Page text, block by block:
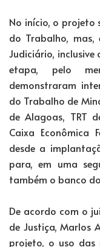
No início, o projeto
do Trabalho,
Judiciário, inclusive
etapa, pelo
demonstraram
do Trabalho de
de Alagoas, TRT
Caixa Econômica
desde a
para, em uma
também o banco
De acordo com o
de Justiça, Marlos
projeto, o uso das